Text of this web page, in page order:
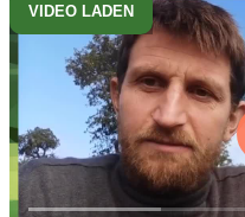
VIDEO LADEN
Hilfsprojekt
Schau mal das Video über
Uhl an und gerne kannst du
Jetzt Projektförderer werden
Möchtest du mehr über das